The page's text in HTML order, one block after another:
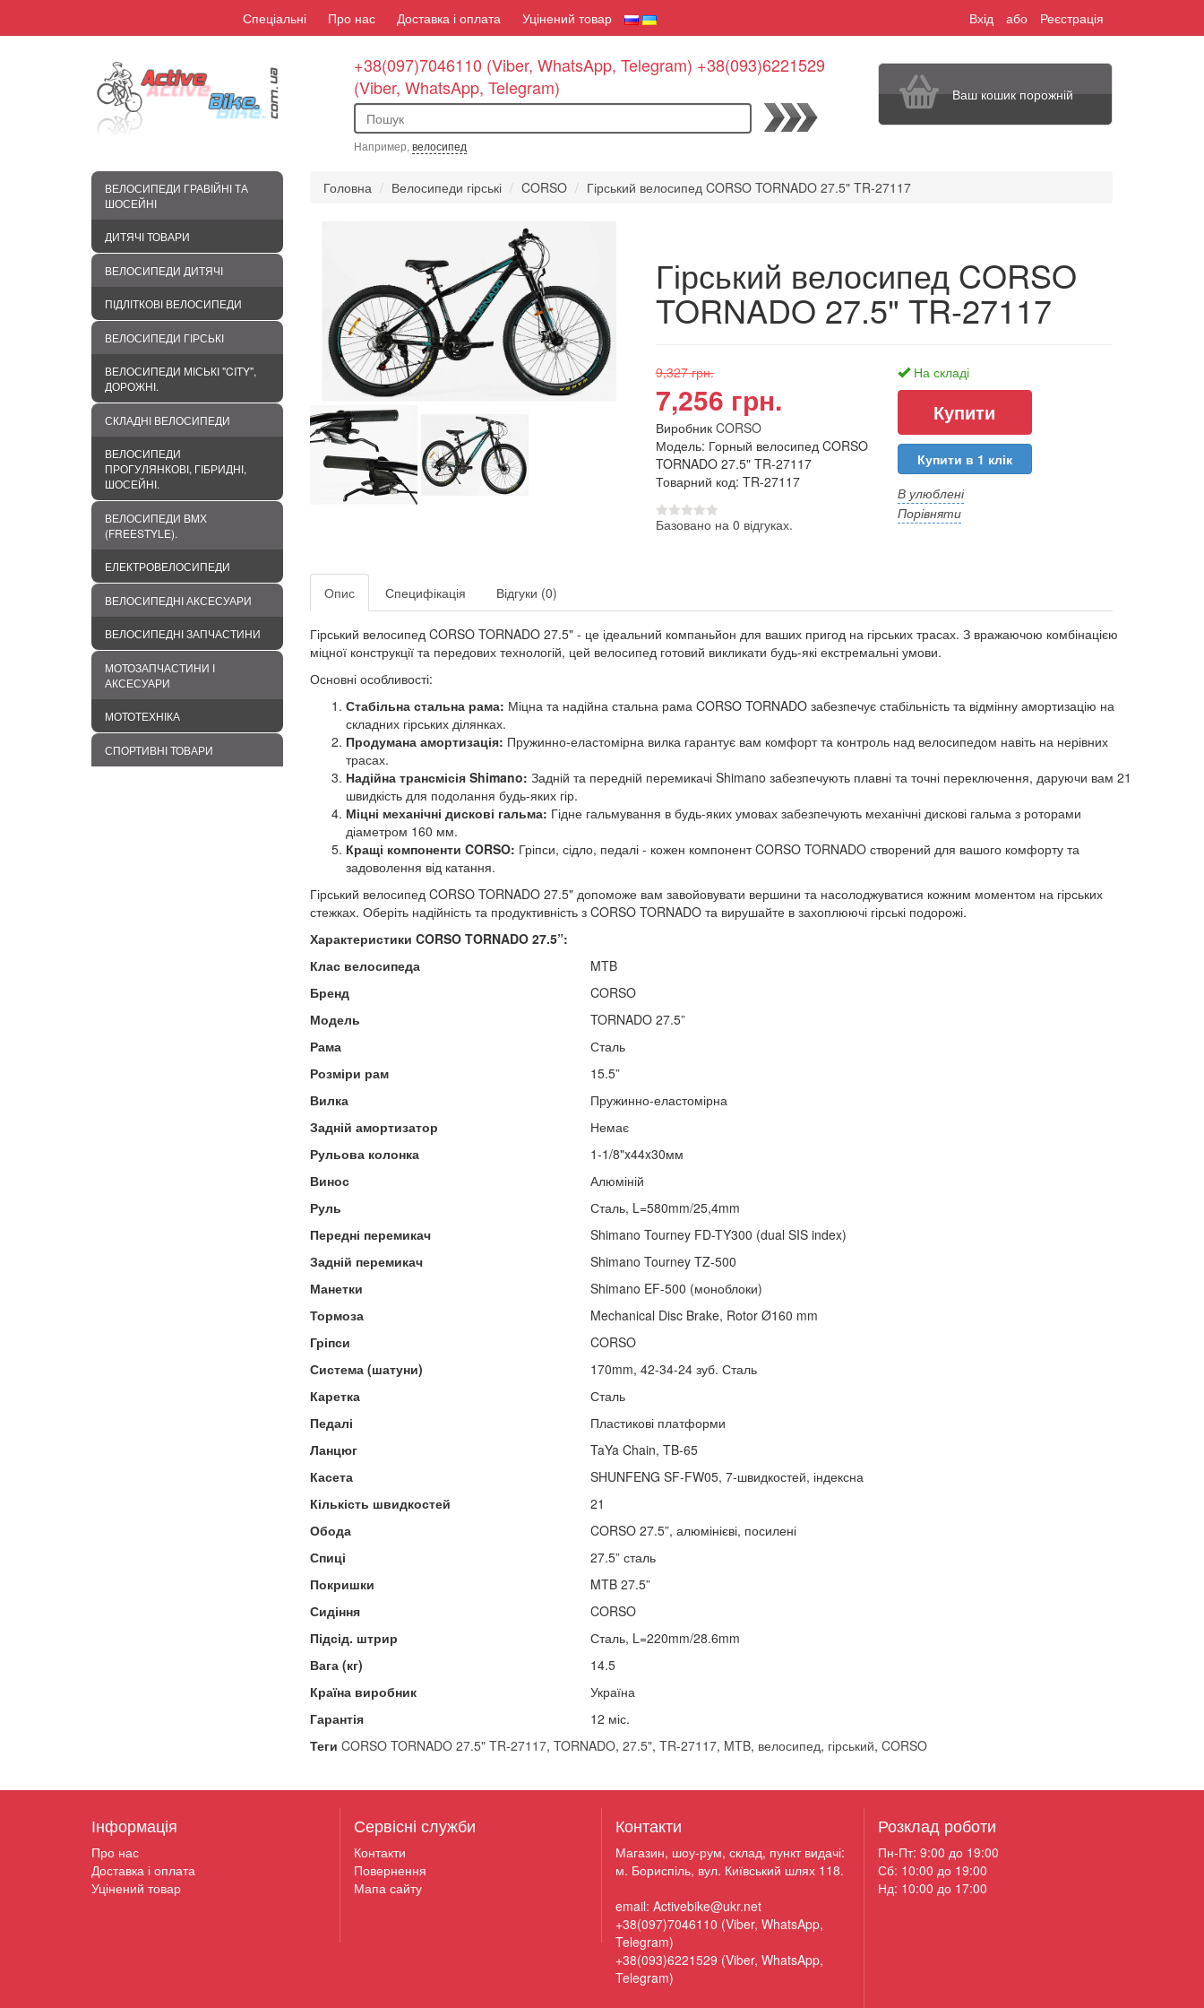
Спеціальні Про нас Доставка і оплата Уцінений товар Вхід або Реєстрація
+38(097)7046110 (Viber, WhatsApp, Telegram) +38(093)6221529
(Viber, WhatsApp, Telegram)
Пошук
Например, велосипед
Ваш кошик порожній
ВЕЛОСИПЕДИ ГРАВІЙНІ ТА
ШОСЕЙНІ
ДИТЯЧІ ТОВАРИ
ВЕЛОСИПЕДИ ДИТЯЧІ
ПІДЛІТКОВІ ВЕЛОСИПЕДИ
ВЕЛОСИПЕДИ ГІРСЬКІ
ВЕЛОСИПЕДИ МІСЬКІ "CITY",
ДОРОЖНІ.
СКЛАДНІ ВЕЛОСИПЕДИ
ВЕЛОСИПЕДИ
ПРОГУЛЯНКОВІ, ГІБРИДНІ,
ШОСЕЙНІ.
ВЕЛОСИПЕДИ BMХ
(FREESTYLE).
ЕЛЕКТРОВЕЛОСИПЕДИ
ВЕЛОСИПЕДНІ АКСЕСУАРИ
ВЕЛОСИПЕДНІ ЗАПЧАСТИНИ
МОТОЗАПЧАСТИНИ І
АКСЕСУАРИ
МОТОТЕХНІКА
СПОРТИВНІ ТОВАРИ
Головна Велосипеди гірські CORSO Гірський велосипед CORSO TORNADO 27.5" TR-27117
Гірський велосипед CORSO
TORNADO 27.5" TR-27117
9,327 грн.
7,256 грн.
Виробник CORSO
Модель: Горный велосипед CORSO
TORNADO 27.5" TR-27117
Товарний код: TR-27117
Базовано на 0 відгуках.
На складі
Купити в 1 клік
В улюблені
Порівняти
Опис Специфікація Відгуки (0)
Гірський велосипед CORSO TORNADO 27.5" - це ідеальний компаньйон для ваших пригод на гірських трасах. З вражаючою комбінацією
міцної конструкції та передових технологій, цей велосипед готовий викликати будь-які екстремальні умови.
Основні особливості:
Стабільна стальна рама: Міцна та надійна стальна рама CORSO TORNADO забезпечує стабільність та відмінну амортизацію на
складних гірських ділянках.
Продумана амортизація: Пружинно-еластомірна вилка гарантує вам комфорт та контроль над велосипедом навіть на нерівних
трасах.
Надійна трансмісія Shimano: Задній та передній перемикачі Shimano забезпечують плавні та точні переключення, даруючи вам 21
швидкість для подолання будь-яких гір.
Міцні механічні дискові гальма: Гідне гальмування в будь-яких умовах забезпечують механічні дискові гальма з роторами
діаметром 160 мм.
Кращі компоненти CORSO: Гріпси, сідло, педалі - кожен компонент CORSO TORNADO створений для вашого комфорту та
задоволення від катання.
Гірський велосипед CORSO TORNADO 27.5" допоможе вам завойовувати вершини та насолоджуватися кожним моментом на гірських
стежках. Оберіть надійність та продуктивність з CORSO TORNADO та вирушайте в захоплюючі гірські подорожі.
Характеристики CORSO TORNADO 27.5”:
Клас велосипеда
MTB
Бренд
CORSO
Модель
TORNADO 27.5”
Рама
Сталь
Розміри рам
15.5”
Вилка
Пружинно-еластомірна
Задній амортизатор
Немає
Рульова колонка
1-1/8"x44x30мм
Винос
Алюміній
Руль
Сталь, L=580mm/25,4mm
Передні перемикач
Shimano Tourney FD-TY300 (dual SIS index)
Задній перемикач
Shimano Tourney TZ-500
Манетки
Shimano EF-500 (моноблоки)
Тормоза
Mechanical Disc Brake, Rotor Ø160 mm
Гріпси
CORSO
Система (шатуни)
170mm, 42-34-24 зуб. Сталь
Каретка
Сталь
Педалі
Пластикові платформи
Ланцюг
TaYa Chain, TB-65
Касета
SHUNFENG SF-FW05, 7-швидкостей, індексна
Кількість швидкостей
21
Обода
CORSO 27.5”, алюмінієві, посилені
Спиці
27.5” сталь
Покришки
MTB 27.5”
Сидіння
CORSO
Підсід. штрир
Сталь, L=220mm/28.6mm
Вага (кг)
14.5
Країна виробник
Україна
Гарантія
12 міс.
Теги CORSO TORNADO 27.5" TR-27117, TORNADO, 27.5", TR-27117, MTB, велосипед, гірський, CORSO
Інформація
Про нас
Доставка і оплата
Уцінений товар
Сервісні служби
Контакти
Повернення
Мапа сайту
Контакти
Магазин, шоу-рум, склад, пункт видачі:
м. Бориспіль, вул. Київський шлях 118.
email: Activebike@ukr.net
+38(097)7046110 (Viber, WhatsApp,
Telegram)
+38(093)6221529 (Viber, WhatsApp,
Telegram)
Розклад роботи
Пн-Пт: 9:00 до 19:00
Сб: 10:00 до 19:00
Нд: 10:00 до 17:00